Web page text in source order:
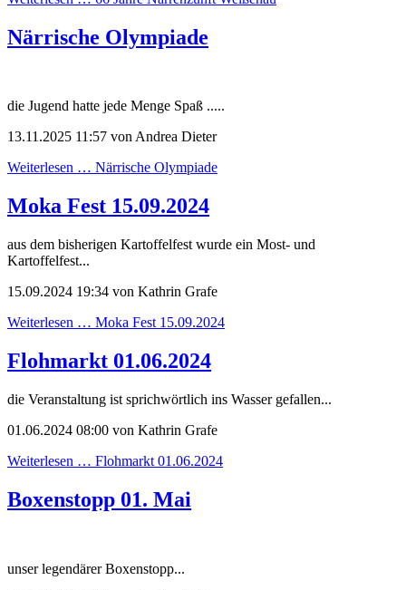
Närrische Olympiade
die Jugend hatte jede Menge Spaß .....
13.11.2025 11:57 von Andrea Dieter
Weiterlesen … Närrische Olympiade
Moka Fest 15.09.2024
aus dem bisherigen Kartoffelfest wurde ein Most- und
Kartoffelfest...
15.09.2024 19:34 von Kathrin Grafe
Weiterlesen … Moka Fest 15.09.2024
Flohmarkt 01.06.2024
die Veranstaltung ist sprichwörtlich ins Wasser gefallen...
01.06.2024 08:00 von Kathrin Grafe
Weiterlesen … Flohmarkt 01.06.2024
Boxenstopp 01. Mai
unser legendärer Boxenstopp...